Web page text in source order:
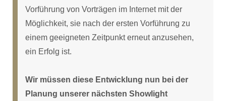
Vorführung von Vorträgen im Internet mit der
Möglichkeit, sie nach der ersten Vorführung zu
einem geeigneten Zeitpunkt erneut anzusehen,
ein Erfolg ist.
Wir müssen diese Entwicklung nun bei der
Planung unserer nächsten Showlight